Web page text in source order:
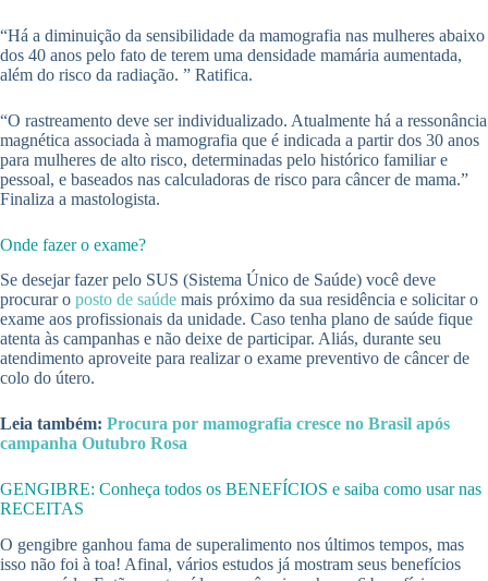
“Há a diminuição da sensibilidade da mamografia nas mulheres abaixo
dos 40 anos pelo fato de terem uma densidade mamária aumentada,
além do risco da radiação. ” Ratifica.
“O rastreamento deve ser individualizado. Atualmente há a ressonância
magnética associada à mamografia que é indicada a partir dos 30 anos
para mulheres de alto risco, determinadas pelo histórico familiar e
pessoal, e baseados nas calculadoras de risco para câncer de mama.”
Finaliza a mastologista.
Onde fazer o exame?
Se desejar fazer pelo SUS (Sistema Único de Saúde) você deve
procurar o posto de saúde mais próximo da sua residência e solicitar o
exame aos profissionais da unidade. Caso tenha plano de saúde fique
atenta às campanhas e não deixe de participar. Aliás, durante seu
atendimento aproveite para realizar o exame preventivo de câncer de
colo do útero.
Leia também: Procura por mamografia cresce no Brasil após
campanha Outubro Rosa
GENGIBRE: Conheça todos os BENEFÍCIOS e saiba como usar nas
RECEITAS
O gengibre ganhou fama de superalimento nos últimos tempos, mas
isso não foi à toa! Afinal, vários estudos já mostram seus benefícios